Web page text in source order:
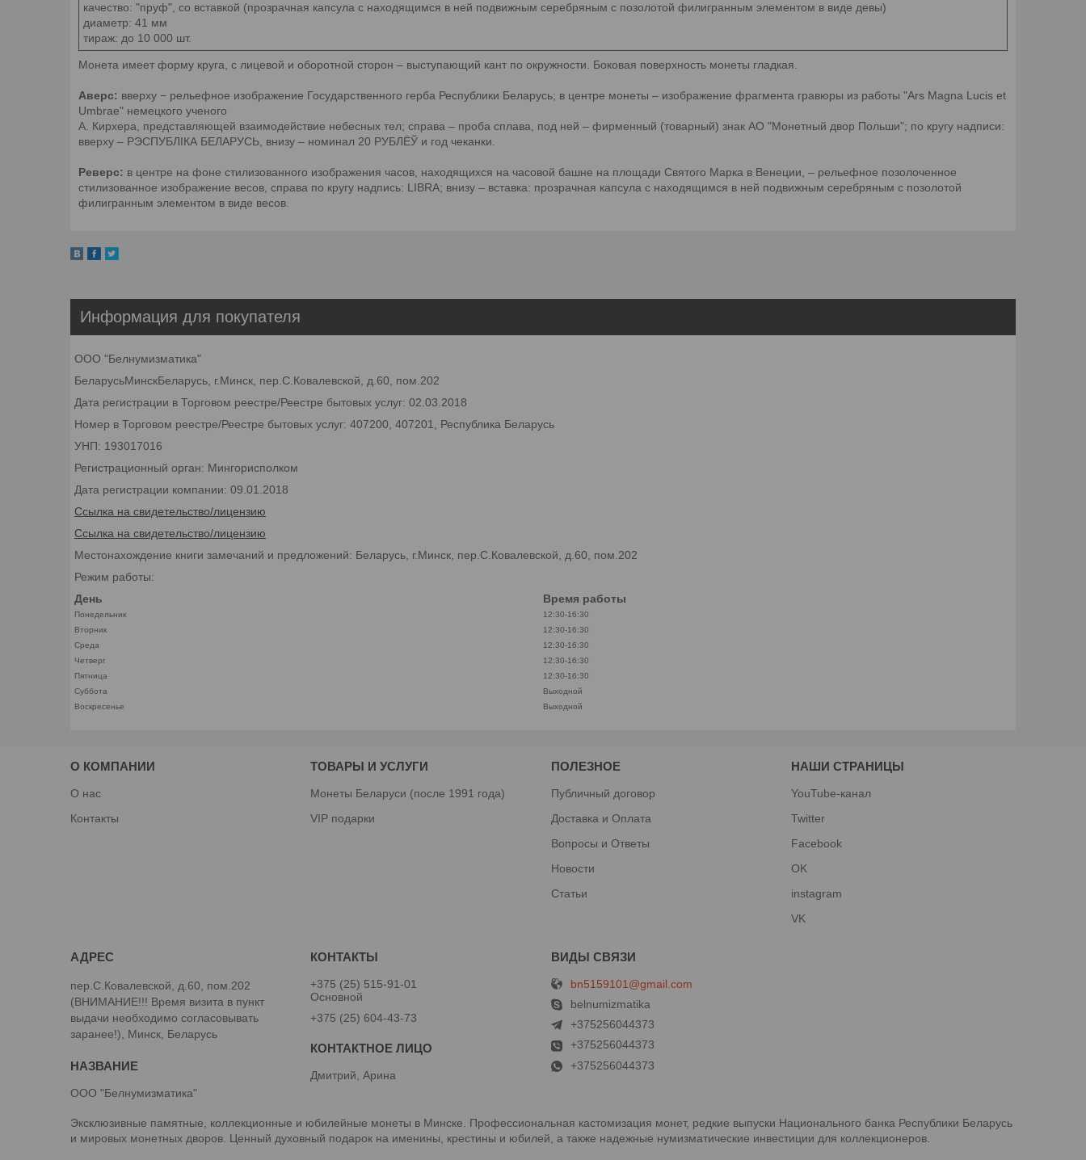
качество: "пруф", со вставкой (прозрачная капсула с находящимся в ней подвижным серебряным с позолотой филигранным элементом в виде девы)
диаметр: 41 мм
тираж: до 10 000 шт.
Монета имеет форму круга, с лицевой и оборотной сторон – выступающий кант по окружности. Боковая поверхность монеты гладкая.
Аверс: вверху − рельефное изображение Государственного герба Республики Беларусь; в центре монеты – изображение фрагмента гравюры из работы "Ars Magna Lucis et
Umbrae" немецкого ученого
А. Кирхера, представляющей взаимодействие небесных тел; справа – проба сплава, под ней – фирменный (товарный) знак АО "Монетный двор Польши"; по кругу надписи:
вверху – РЭСПУБЛIКА БЕЛАРУСЬ, внизу – номинал 20 РУБЛЁЎ и год чеканки.
Реверс: в центре на фоне стилизованного изображения часов, находящихся на часовой башне на площади Святого Марка в Венеции, – рельефное позолоченное
стилизованное изображение весов, справа по кругу надпись: LIBRA; внизу – вставка: прозрачная капсула с находящимся в ней подвижным серебряным с позолотой
филигранным элементом в виде весов.
Информация для покупателя
ООО "Белнумизматика"
БеларусьМинскБеларусь, г.Минск, пер.С.Ковалевской, д.60, пом.202
Дата регистрации в Торговом реестре/Реестре бытовых услуг: 02.03.2018
Номер в Торговом реестре/Реестре бытовых услуг: 407200, 407201, Республика Беларусь
УНП: 193017016
Регистрационный орган: Мингорисполком
Дата регистрации компании: 09.01.2018
Ссылка на свидетельство/лицензию
Ссылка на свидетельство/лицензию
Местонахождение книги замечаний и предложений: Беларусь, г.Минск, пер.С.Ковалевской, д.60, пом.202
Режим работы:
День
Время работы
Понедельник
12:30-16:30
Вторник
12:30-16:30
Среда
12:30-16:30
Четверг
12:30-16:30
Пятница
12:30-16:30
Суббота
Выходной
Воскресенье
Выходной
О КОМПАНИИ
О нас
Контакты
ТОВАРЫ И УСЛУГИ
Монеты Беларуси (после 1991 года)
VIP подарки
ПОЛЕЗНОЕ
Публичный договор
Доставка и Оплата
Вопросы и Ответы
Новости
Статьи
НАШИ СТРАНИЦЫ
YouTube-канал
Twitter
Facebook
OK
instagram
VK
пер.С.Ковалевской, д.60, пом.202
(ВНИМАНИЕ!!! Время визита в пункт
выдачи необходимо согласовывать
заранее!), Минск, Беларусь
ООО "Белнумизматика"
+375 (25) 515-91-01
Основной
+375 (25) 604-43-73
Дмитрий, Арина
bn5159101@gmail.com
belnumizmatika
+375256044373
+375256044373
+375256044373
Эксклюзивные памятные, коллекционные и юбилейные монеты в Минске. Профессиональная кастомизация монет, редкие выпуски Национального банка Республики Беларусь
и мировых монетных дворов. Ценный духовный подарок на именины, крестины и юбилей, а также надежные нумизматические инвестиции для коллекционеров.